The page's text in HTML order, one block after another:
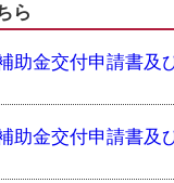
ら
助金交付申請書及
助金交付申請書及